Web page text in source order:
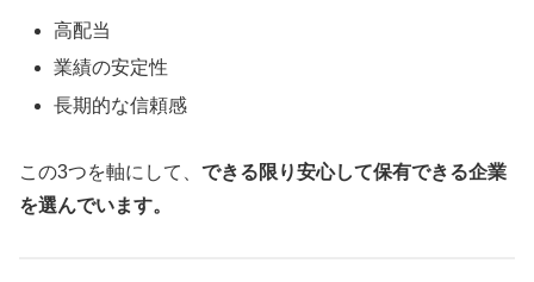
高配当
業績の安定性
長期的な信頼感
この3つを軸にして、 できる限り安心して保有できる企業
を選んでいます。